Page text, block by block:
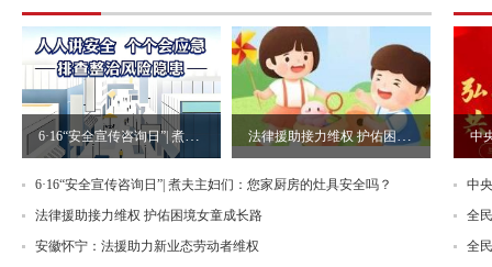
6·16“安全宣传咨询日”| 煮夫主妇们：您家厨房的灶具安全吗？ 法律援助接力维权 护佑困境女童成长路
6·16“安全宣传咨询日”| 煮夫主妇们：您家厨房的灶具安全吗？
法律援助接力维权 护佑困境女童成长路
安徽怀宁：法援助力新业态劳动者维权
全
全